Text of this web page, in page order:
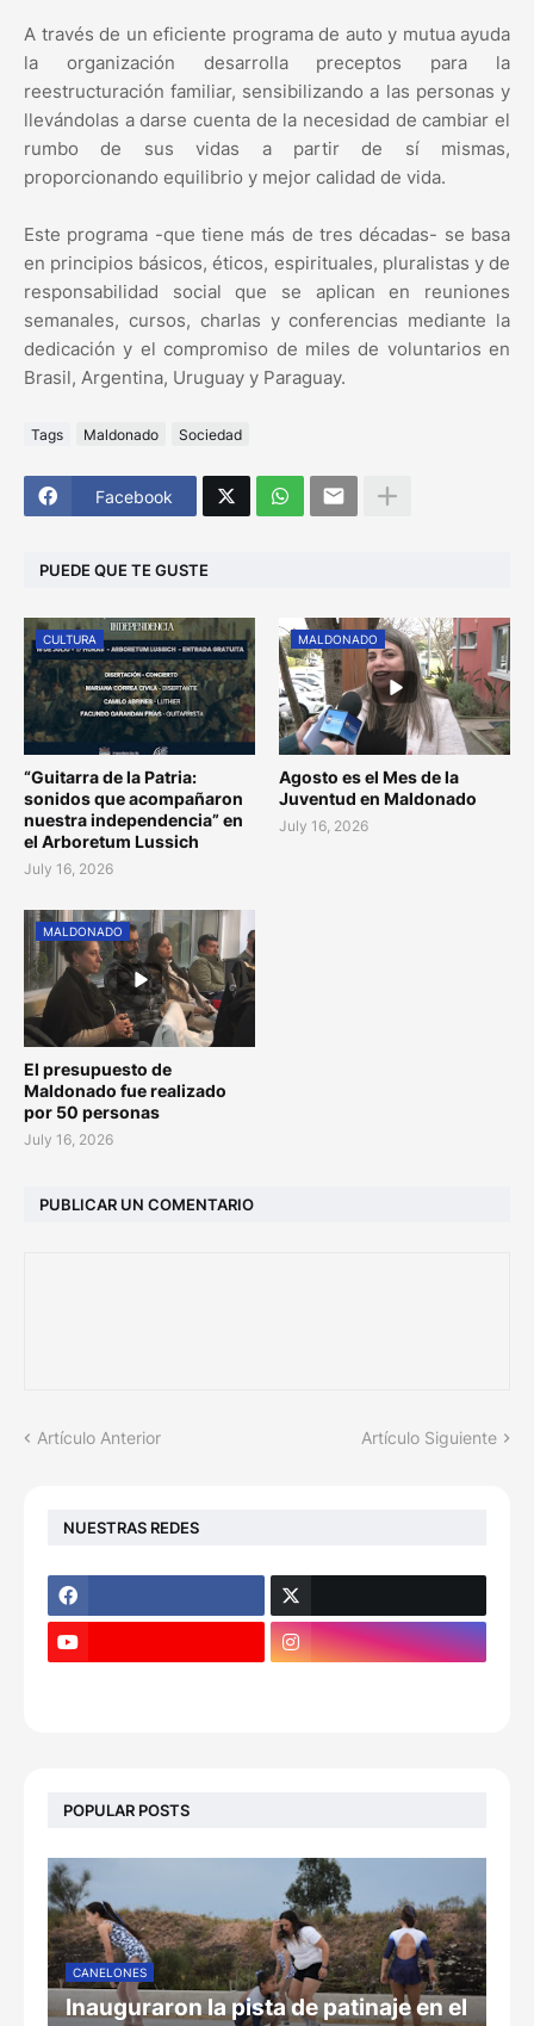
A través de un eficiente programa de auto y mutua ayuda
la organización desarrolla preceptos para la
reestructuración familiar, sensibilizando a las personas y
llevándolas a darse cuenta de la necesidad de cambiar el
rumbo de sus vidas a partir de sí mismas,
proporcionando equilibrio y mejor calidad de vida.
Este programa -que tiene más de tres décadas- se basa
en principios básicos, éticos, espirituales, pluralistas y de
responsabilidad social que se aplican en reuniones
semanales, cursos, charlas y conferencias mediante la
dedicación y el compromiso de miles de voluntarios en
Brasil, Argentina, Uruguay y Paraguay.
Tags Maldonado Sociedad
Facebook
PUEDE QUE TE GUSTE
CULTURA
“Guitarra de la Patria:
sonidos que acompañaron
nuestra independencia” en
el Arboretum Lussich
July 16, 2026
MALDONADO
Agosto es el Mes de la
Juventud en Maldonado
July 16, 2026
MALDONADO
El presupuesto de
Maldonado fue realizado
por 50 personas
July 16, 2026
PUBLICAR UN COMENTARIO
Artículo Anterior Artículo Siguiente
NUESTRAS REDES
POPULAR POSTS
CANELONES
Inauguraron la pista de patinaje en el